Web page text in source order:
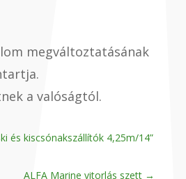
megváltoztatásának
a valóságtól.
és kiscsónakszállítók 4,25m/14”
ALFA Marine vitorlás szett →